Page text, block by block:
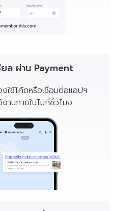
ยล ผ่าน Payment
ใช้โค้ดหรือเชื่อมต่อแอปฯ
านภายในไม่กี่ชั่วโมง